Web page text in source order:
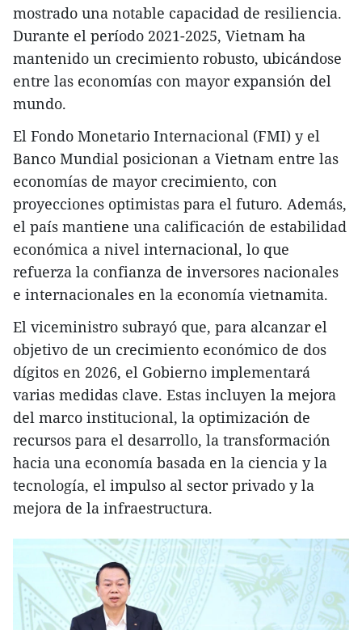
mostrado una notable capacidad de resiliencia.
Durante el período 2021-2025, Vietnam ha
mantenido un crecimiento robusto, ubicándose
entre las economías con mayor expansión del
mundo.
El Fondo Monetario Internacional (FMI) y el
Banco Mundial posicionan a Vietnam entre las
economías de mayor crecimiento, con
proyecciones optimistas para el futuro. Además,
el país mantiene una calificación de estabilidad
económica a nivel internacional, lo que
refuerza la confianza de inversores nacionales
e internacionales en la economía vietnamita.
El viceministro subrayó que, para alcanzar el
objetivo de un crecimiento económico de dos
dígitos en 2026, el Gobierno implementará
varias medidas clave. Estas incluyen la mejora
del marco institucional, la optimización de
recursos para el desarrollo, la transformación
hacia una economía basada en la ciencia y la
tecnología, el impulso al sector privado y la
mejora de la infraestructura.